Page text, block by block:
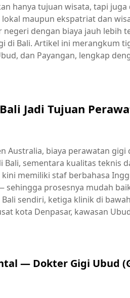
hanya tujuan wisata, tapi
maupun ekspatriat dan
negeri dengan biaya jauh lebih
di Bali. Artikel ini merangkum
dan Payangan, lengkap
Jadi Tujuan
Australia, biaya perawatan
Bali, sementara kualitas teknis
kini memiliki staf berbahasa
sehingga prosesnya mudah
sendiri, ketiga klinik di
kota Denpasar, kawasan
— Dokter Gigi Ubud